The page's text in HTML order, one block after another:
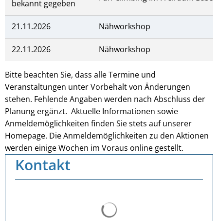
bekannt gegeben
21.11.2026 Nähworkshop
22.11.2026 Nähworkshop
Bitte beachten Sie, dass alle Termine und
Veranstaltungen unter Vorbehalt von Änderungen
stehen. Fehlende Angaben werden nach Abschluss der
Planung ergänzt. Aktuelle Informationen sowie
Anmeldemöglichkeiten finden Sie stets auf unserer
Homepage. Die Anmeldemöglichkeiten zu den Aktionen
werden einige Wochen im Voraus online gestellt.
Kontakt